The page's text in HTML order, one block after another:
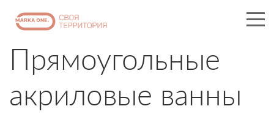
Прямоугольные
акриловые ванны